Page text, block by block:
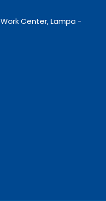
Work Center, Lampa -